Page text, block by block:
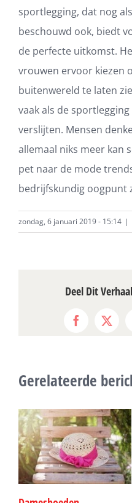
sportlegging, dat nog
beschouwd ook, biedt
de perfecte uitkomst.
vrouwen ervoor kiezen
buitenwereld te laten
vaak als de
verslijten. Mensen
allemaal niks meer kan
pet naar de mode
bedrijfskundig oogpunt
zondag, 6 januari 2019 - 15:14 |
Deel Dit
Facebook
X
Gerelateerde